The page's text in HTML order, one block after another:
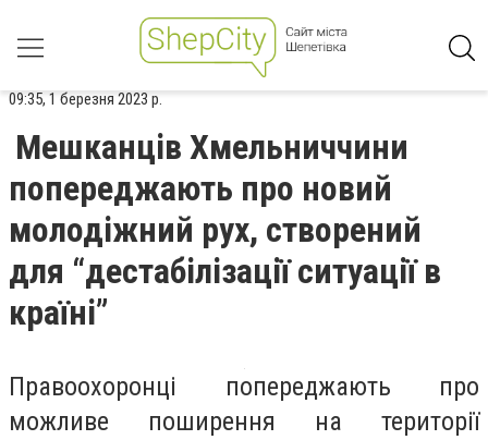
09:35, 1 березня 2023 р.
Мешканців Хмельниччини
попереджають про новий
молодіжний рух, створений
для “дестабілізації ситуації в
країні”
Правоохоронці попереджають про
можливе поширення на території